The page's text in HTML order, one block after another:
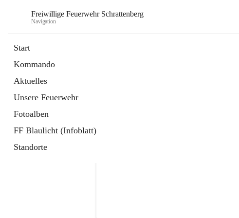
Freiwillige Feuerwehr Schrattenberg
Navigation
Start
Kommando
Aktuelles
Unsere Feuerwehr
Fotoalben
FF Blaulicht (Infoblatt)
Standorte